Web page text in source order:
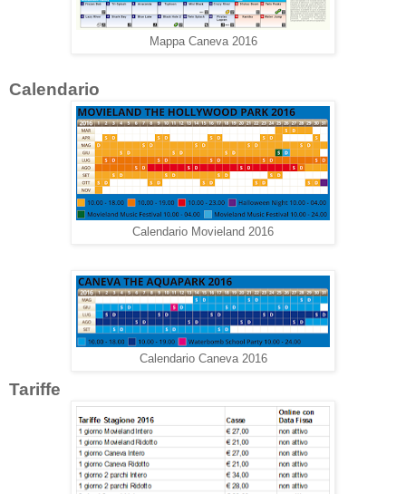
Mappa Caneva 2016
Calendario
Calendario Movieland 2016
Calendario Caneva 2016
Tariffe